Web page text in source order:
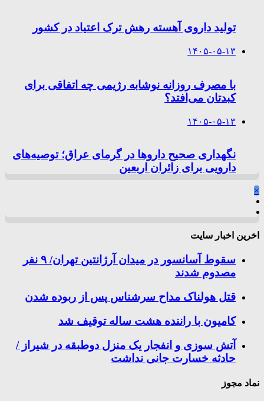
تولید داروی آهسته رهش ترک اعتیاد در کشور
۱۴۰۵-۰۵-۱۳
با مصرف روزانه نوشابه رژیمی چه اتفاقی برای
کبدتان می‌افتد؟
۱۴۰۵-۰۵-۱۳
نگهداری صحیح داروها در گرمای عراق؛ توصیه‌های
دارویی برای زائران اربعین
×
اخرین اخبار سایت
سقوط آسانسور در میدان آرژانتین تهران/ ۹ نفر
مصدوم شدند
قتل هولناک مداح سرشناس پس از ربوده شدن
کامیون با راننده هشت ساله توقیف شد
آتش سوزی و انفجار یک منزل دوطبقه در شیراز /
حادثه خسارت جانی نداشت
نماد مجوز